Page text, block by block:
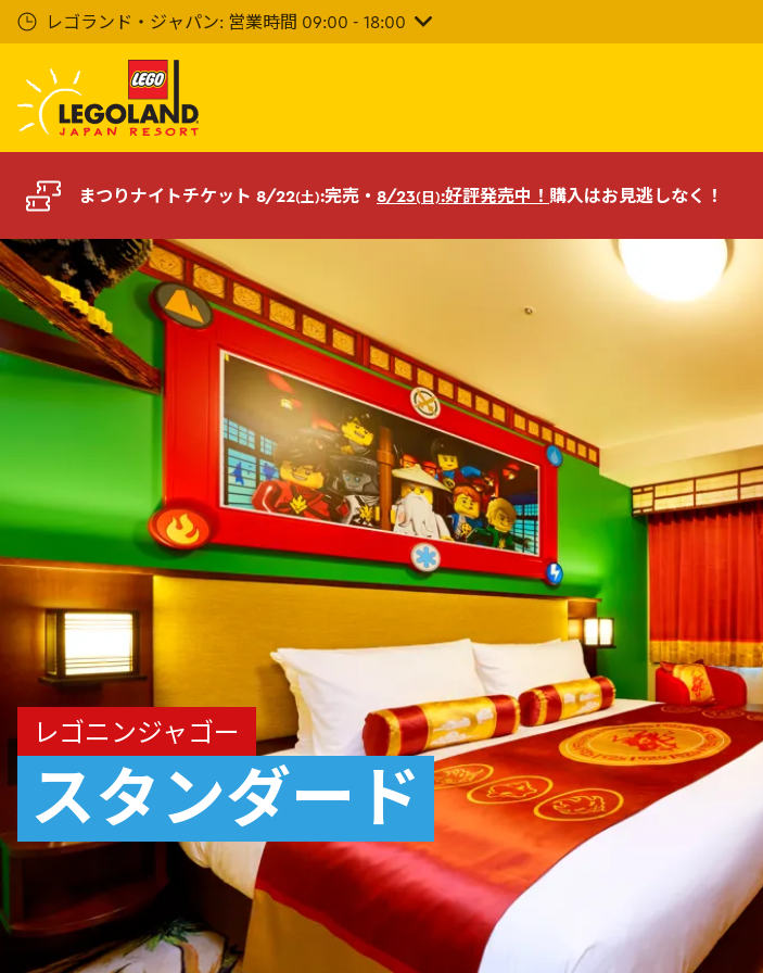
イ
レゴランド・ジャパン: 営業時間 09:00 - 18:00
まつりナイトチケット 8/22(土):完売・ 8/23(日):好評発売中！ 購入はお見逃しなく！
レゴニンジャゴー
スタンダード